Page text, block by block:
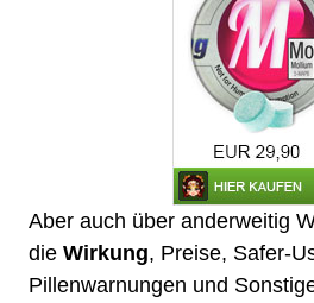
Aber auch über anderweitig
die Wirkung, Preise, Safer-
Pillenwarnungen und